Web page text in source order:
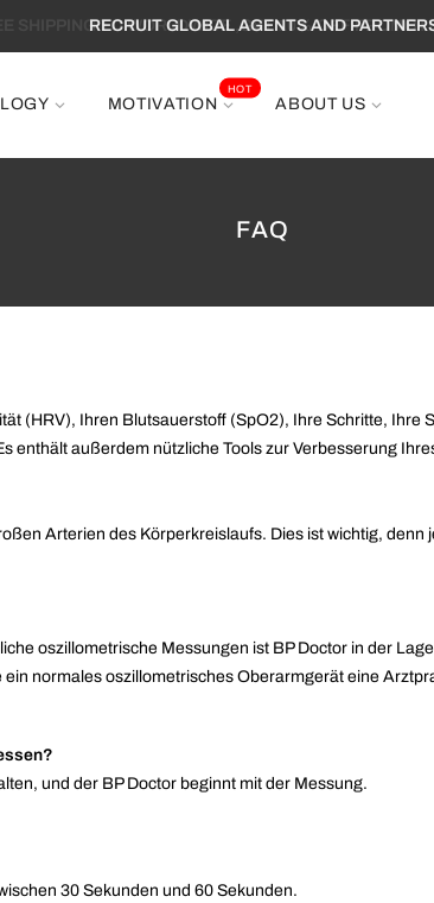
RECRUIT GLOBAL AGENTS AND
MOTIVATION
HOT
ABOUT US
FAQ
(HRV), Ihren Blutsauerstoff (SpO2), Ihre Schritte,
enthält außerdem nützliche Tools zur Verbesserung
Arterien des Körperkreislaufs. Dies ist wichtig,
oszillometrische Messungen ist BP Doctor in der
normales oszillometrisches Oberarmgerät eine
und der BP Doctor beginnt mit der Messung.
30 Sekunden und 60 Sekunden.